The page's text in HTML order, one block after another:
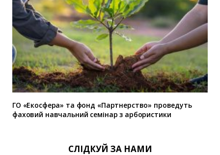
ГО «Екосфера» та фонд «Партнерство» проведуть
фаховий навчальний семінар з арбористики
СЛІДКУЙ ЗА НАМИ